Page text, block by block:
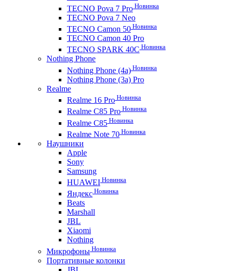
TECNO Pova 7 Pro Новинка
TECNO Pova 7 Neo
TECNO Camon 50 Новинка
TECNO Camon 40 Pro
TECNO SPARK 40C Новинка
Nothing Phone
Nothing Phone (4a) Новинка
Nothing Phone (3a) Pro
Realme
Realme 16 Pro Новинка
Realme C85 Pro Новинка
Realme C85 Новинка
Realme Note 70 Новинка
Наушники
Apple
Sony
Samsung
HUAWEI Новинка
Яндекс Новинка
Beats
Marshall
JBL
Xiaomi
Nothing
Микрофоны Новинка
Портативные колонки